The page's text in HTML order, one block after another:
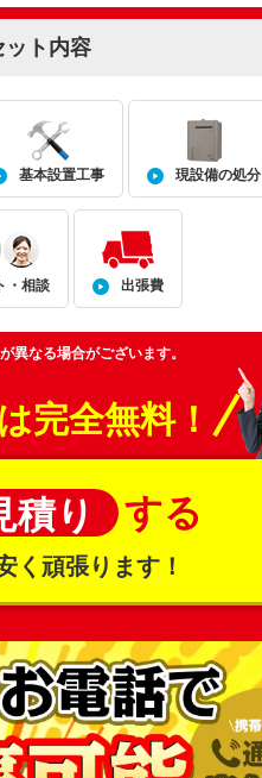
ット内容
基本設置工事 現設備の処分
・相談 出張費
異なる場合がございます。
完全無料！
積り する
く頑張ります！